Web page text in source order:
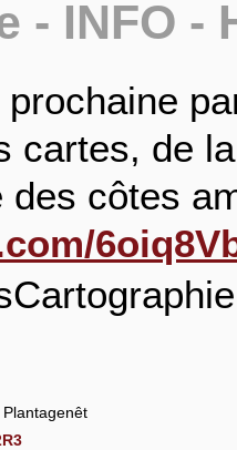
- INFO -
prochaine
cartes, de
des côtes